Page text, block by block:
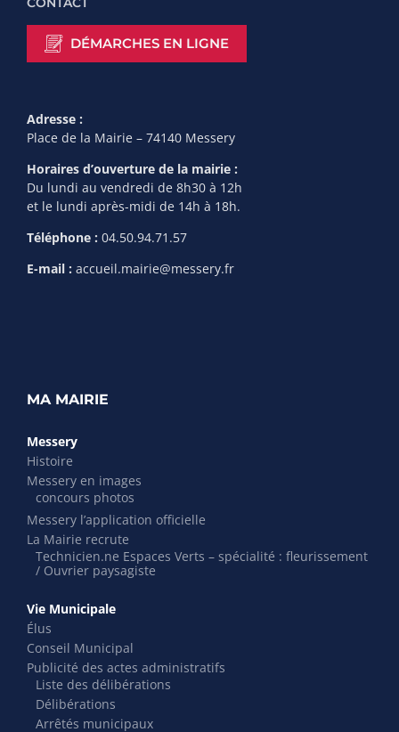
DÉMARCHES EN LIGNE
Adresse :
Place de la Mairie – 74140 Messery
Horaires d’ouverture de la mairie :
Du lundi au vendredi de 8h30 à 12h
et le lundi après-midi de 14h à 18h.
Téléphone : 04.50.94.71.57
E-mail : accueil.mairie@messery.fr
MA MAIRIE
Messery
Histoire
Messery en images
concours photos
Messery l’application officielle
La Mairie recrute
Technicien.ne Espaces Verts – spécialité : fleurissement
/ Ouvrier paysagiste
Vie Municipale
Élus
Conseil Municipal
Publicité des actes administratifs
Liste des délibérations
Délibérations
Arrêtés municipaux